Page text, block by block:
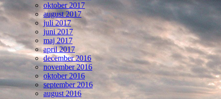
oktober 2017
august 2017
juli 2017
juni 2017
maj 2017
april 2017
december 2016
november 2016
oktober 2016
september 2016
august 2016